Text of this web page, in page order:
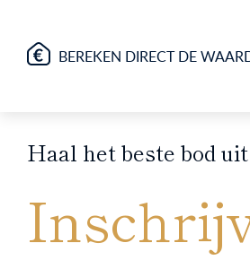
BEREKEN DIRECT DE
Haal het beste bod